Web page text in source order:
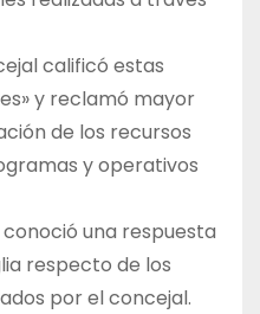
calificó estas
y reclamó mayor
de los recursos
y operativos
una respuesta
respecto de los
por el concejal.